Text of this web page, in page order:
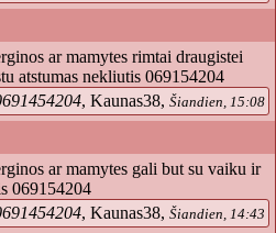
ar mamytes rimtai draugistei
atstumas nekliutis 069154204
, Kaunas38, Šiandien, 15:08
ar mamytes gali but su vaiku ir
069154204
, Kaunas38, Šiandien, 14:43